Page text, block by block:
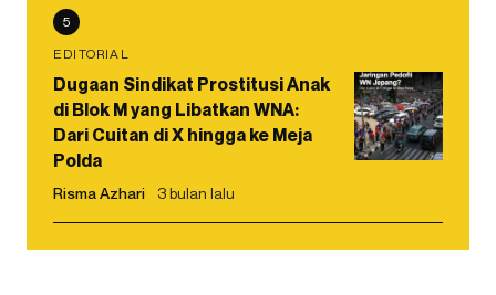
5
EDITORIAL
Dugaan Sindikat Prostitusi Anak
di Blok M yang Libatkan WNA:
Dari Cuitan di X hingga ke Meja
Polda
Risma Azhari 3 bulan lalu